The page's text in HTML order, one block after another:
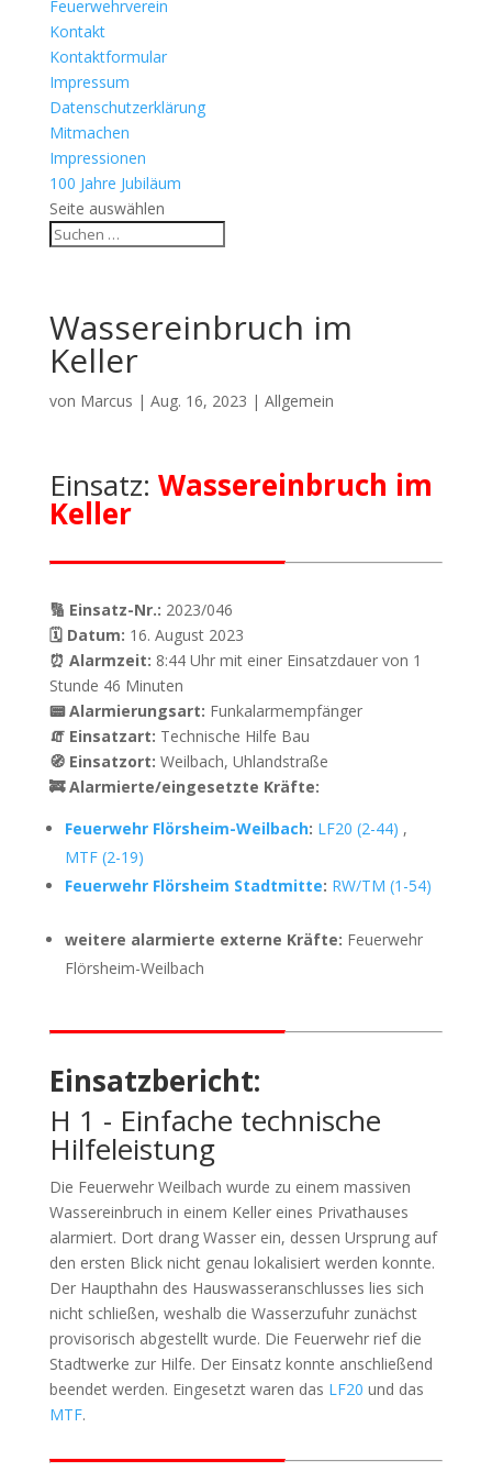
Feuerwehrverein
Kontakt
Kontaktformular
Impressum
Datenschutzerklärung
Mitmachen
Impressionen
100 Jahre Jubiläum
Seite auswählen
Wassereinbruch im
Keller
von Marcus | Aug. 16, 2023 | Allgemein
Einsatz: Wassereinbruch im
Keller
🔢 Einsatz-Nr.: 2023/046
🗓 Datum: 16. August 2023
⏰ Alarmzeit: 8:44 Uhr mit einer Einsatzdauer von 1
Stunde 46 Minuten
📟 Alarmierungsart: Funkalarmempfänger
🧯 Einsatzart: Technische Hilfe Bau
🧭 Einsatzort: Weilbach, Uhlandstraße
🚒 Alarmierte/eingesetzte Kräfte:
Feuerwehr Flörsheim-Weilbach: LF20 (2-44) ,
MTF (2-19)
Feuerwehr Flörsheim Stadtmitte: RW/TM (1-54)
weitere alarmierte externe Kräfte: Feuerwehr
Flörsheim-Weilbach
Einsatzbericht:
H 1 - Einfache technische
Hilfeleistung
Die Feuerwehr Weilbach wurde zu einem massiven
Wassereinbruch in einem Keller eines Privathauses
alarmiert. Dort drang Wasser ein, dessen Ursprung auf
den ersten Blick nicht genau lokalisiert werden konnte.
Der Haupthahn des Hauswasseranschlusses lies sich
nicht schließen, weshalb die Wasserzufuhr zunächst
provisorisch abgestellt wurde. Die Feuerwehr rief die
Stadtwerke zur Hilfe. Der Einsatz konnte anschließend
beendet werden. Eingesetzt waren das LF20 und das
MTF.